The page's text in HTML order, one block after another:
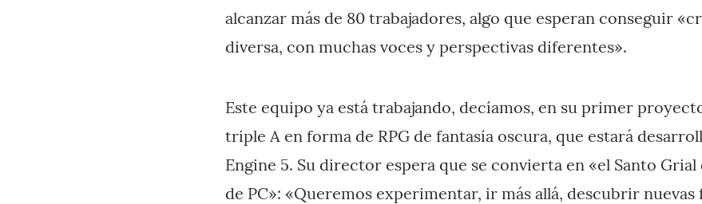
alcanzar más de 80 trabajadores, algo que esperan conseguir
diversa, con muchas voces y perspectivas diferentes».
Este equipo ya está trabajando, decíamos, en su primer
triple A en forma de RPG de fantasía oscura, que estará
Engine 5. Su director espera que se convierta en «el Santo Grial
de PC»: «Queremos experimentar, ir más allá, descubrir